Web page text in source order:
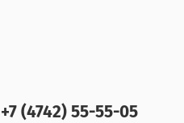
+7 (4742) 55-55-05